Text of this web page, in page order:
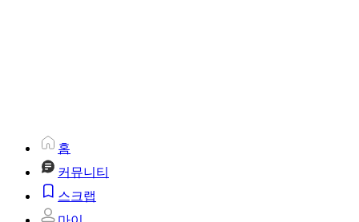
홈
커뮤니티
스크랩